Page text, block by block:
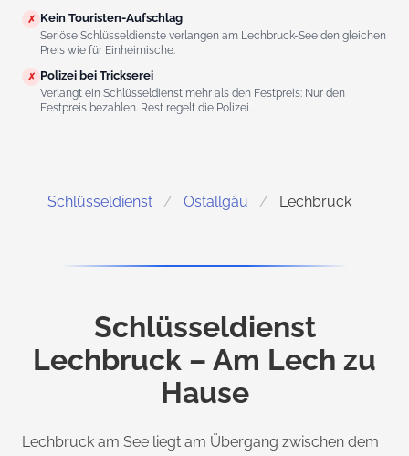
✗ Kein Touristen-Aufschlag
Seriöse Schlüsseldienste verlangen am Lechbruck-See den gleichen
Preis wie für Einheimische.
✗ Polizei bei Trickserei
Verlangt ein Schlüsseldienst mehr als den Festpreis: Nur den
Festpreis bezahlen. Rest regelt die Polizei.
Schlüsseldienst Ostallgäu Lechbruck
Schlüsseldienst
Lechbruck – Am Lech zu
Hause
Lechbruck am See liegt am Übergang zwischen dem